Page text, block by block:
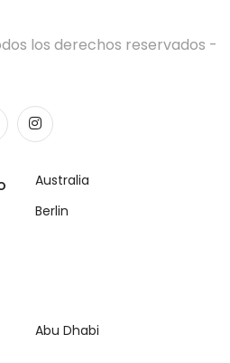
los derechos reservados -
Australia
Berlin
Abu Dhabi